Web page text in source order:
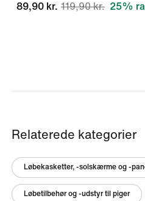
89,90 kr. 119,90 kr. 25%
Relaterede kategorier
Løbekasketter, -solskærme og -
Løbetilbehør og -udstyr til piger